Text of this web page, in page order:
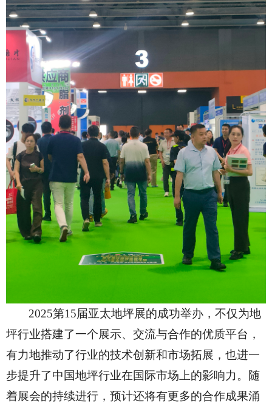
2025第15届亚太地坪展的成功举办，不仅为地
坪行业搭建了一个展示、交流与合作的优质平台，
有力地推动了行业的技术创新和市场拓展，也进一
步提升了中国地坪行业在国际市场上的影响力。随
着展会的持续进行，预计还将有更多的合作成果涌